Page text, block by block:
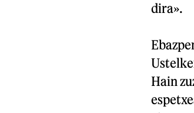
dira».
Hain